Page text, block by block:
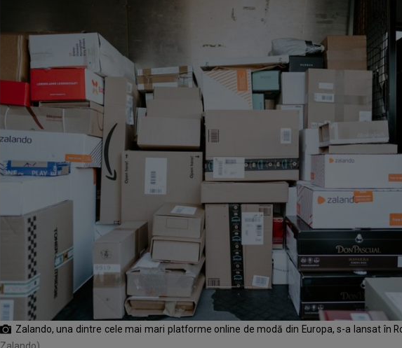
Zalando, una dintre cele mai mari platforme online de modă din Europa, s-a lansat în